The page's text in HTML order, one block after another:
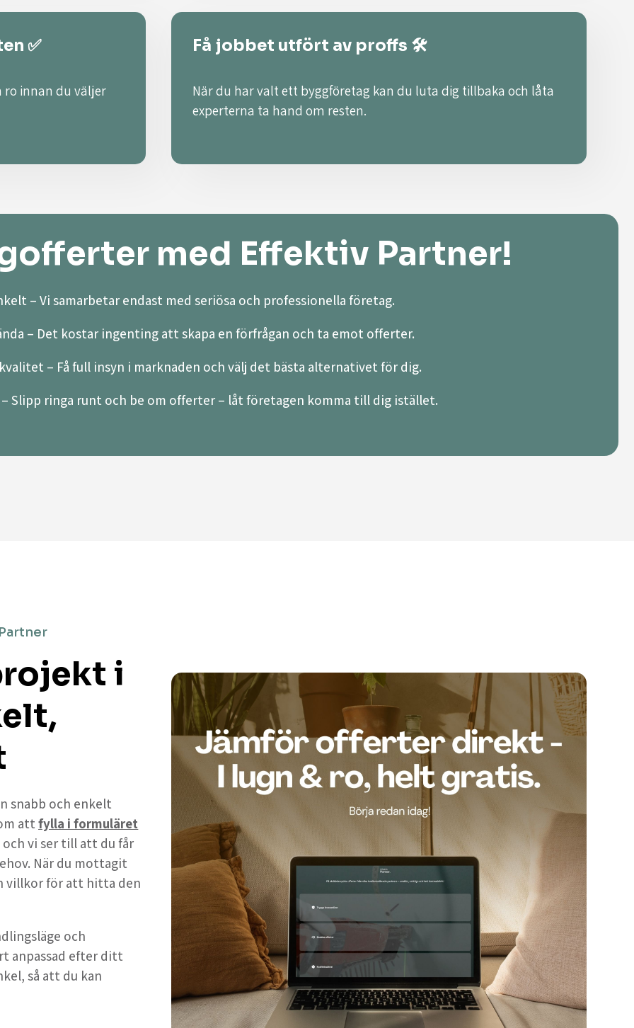
✅
ro innan du väljer
Få jobbet utfört av proffs 🛠️
När du har valt ett byggföretag kan du luta dig tillbaka och låta
experterna ta hand om resten.
med Effektiv Partner!
– Vi samarbetar endast med seriösa och professionella företag.
– Det kostar ingenting att skapa en förfrågan och ta emot offerter.
– Få full insyn i marknaden och välj det bästa alternativet för dig.
– Slipp ringa runt och be om offerter – låt företagen komma till dig istället.
i
snabb och enkelt
attfylla i formuläret
vi ser till att du får
När du mottagit
villkor för att hitta den
och
anpassad efter ditt
så att du kan